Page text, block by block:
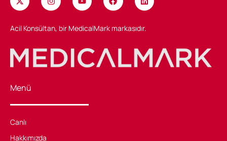
Acil Konsültan, bir MedicalMark markasıdır.
Menü
Canlı
Hakkımızda